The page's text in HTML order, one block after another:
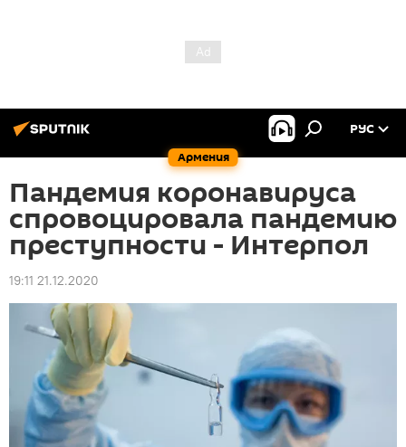
Армения
РУС
Пандемия коронавируса
спровоцировала пандемию
преступности - Интерпол
19:11 21.12.2020